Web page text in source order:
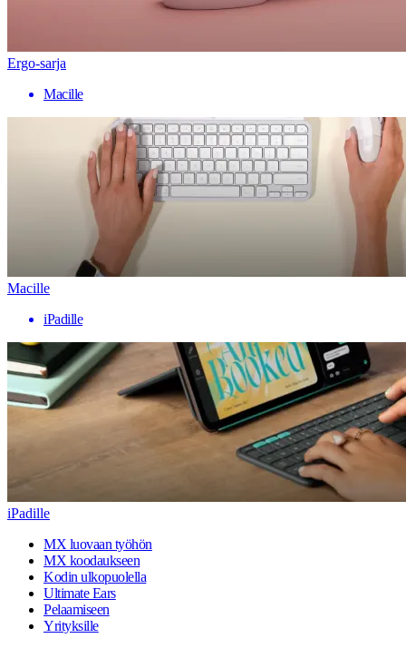
Ergo-sarja
Macille
Macille
iPadille
iPadille
MX luovaan työhön
MX koodaukseen
Kodin ulkopuolella
Ultimate Ears
Pelaamiseen
Yrityksille